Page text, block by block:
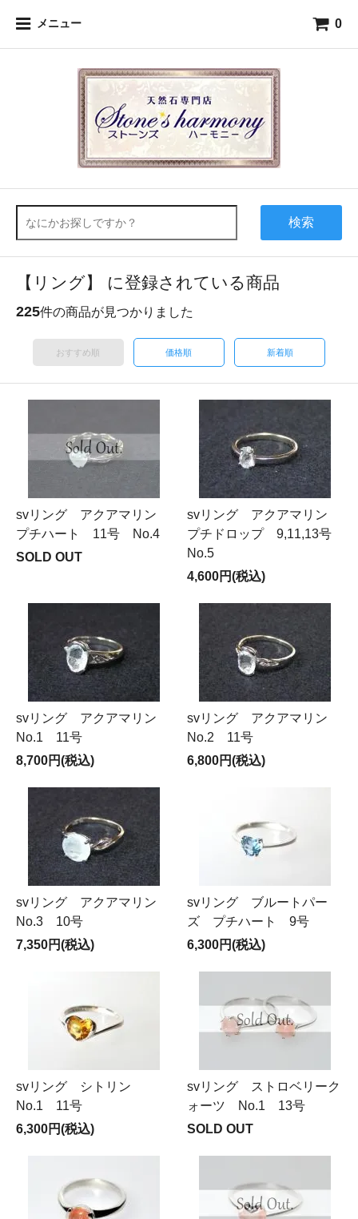
メニュー 0
検索
【リング】 に登録されている商品
225件の商品が見つかりました
おすすめ順 価格順 新着順
svリング アクアマリン
プチハート 11号 No.4
SOLD OUT
svリング アクアマリン
プチドロップ 9,11,13号
No.5
4,600円(税込)
svリング アクアマリン
No.1 11号
8,700円(税込)
svリング アクアマリン
No.2 11号
6,800円(税込)
svリング アクアマリン
No.3 10号
7,350円(税込)
svリング ブルートパー
ズ プチハート 9号
6,300円(税込)
svリング シトリン
No.1 11号
6,300円(税込)
svリング ストロベリーク
ォーツ No.1 13号
SOLD OUT